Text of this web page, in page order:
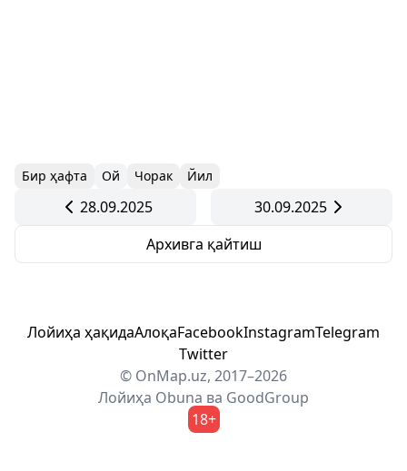
Бир ҳафта Ой Чорак Йил
28.09.2025
30.09.2025
Архивга қайтиш
Лойиҳа ҳақидаАлоқаFacebookInstagramTelegram
Twitter
© OnMap.uz, 2017–2026
Лойиҳа Obuna ва GoodGroup
18+